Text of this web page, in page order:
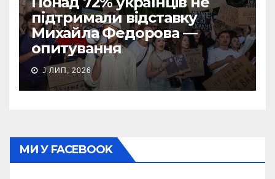
підтримали відставку
Михайла Федорова —
опитування
J ЛИП, 2026
МИ У FACEBOOK